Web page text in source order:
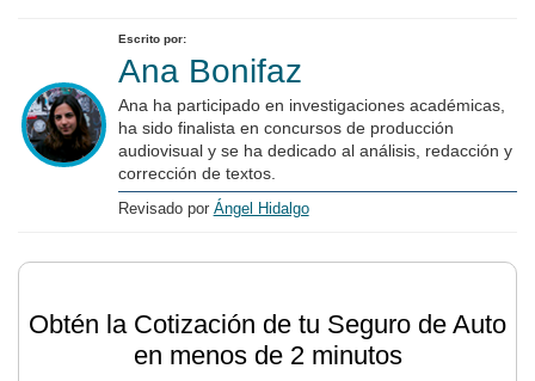
Escrito por:
Ana Bonifaz
Ana ha participado en investigaciones académicas,
ha sido finalista en concursos de producción
audiovisual y se ha dedicado al análisis, redacción y
corrección de textos.
Revisado por Ángel Hidalgo
Obtén la Cotización de tu Seguro de Auto
en menos de 2 minutos